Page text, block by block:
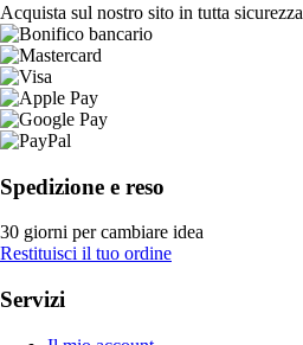
Acquista sul nostro sito in tutta sicurezza
Spedizione e reso
30 giorni per cambiare idea
Restituisci il tuo ordine
Servizi